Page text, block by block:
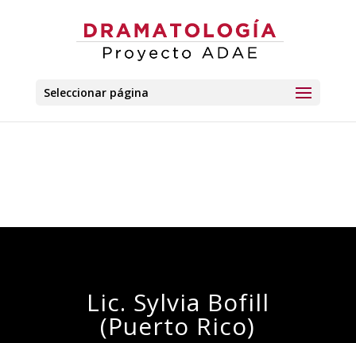
Seleccionar página
Lic. Sylvia Bofill
(Puerto Rico)